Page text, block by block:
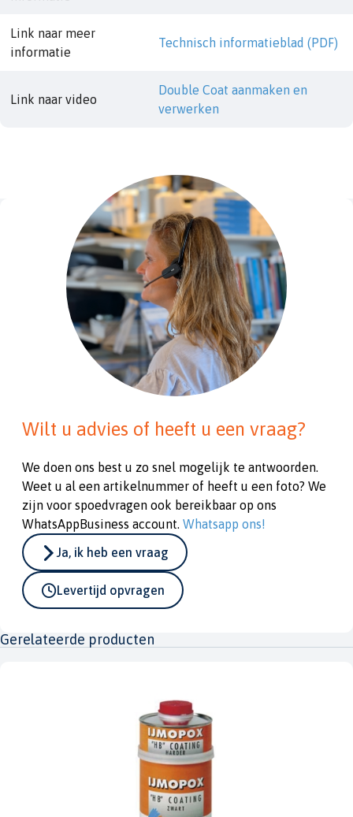
Link naar meer
informatie
Technisch informatieblad (PDF)
Link naar video
Double Coat aanmaken en
verwerken
Wilt u advies of heeft u een vraag?
We doen ons best u zo snel mogelijk te antwoorden.
Weet u al een artikelnummer of heeft u een foto? We
zijn voor spoedvragen ook bereikbaar op ons
WhatsAppBusiness account. Whatsapp ons!
Ja, ik heb een vraag
Levertijd opvragen
Gerelateerde producten